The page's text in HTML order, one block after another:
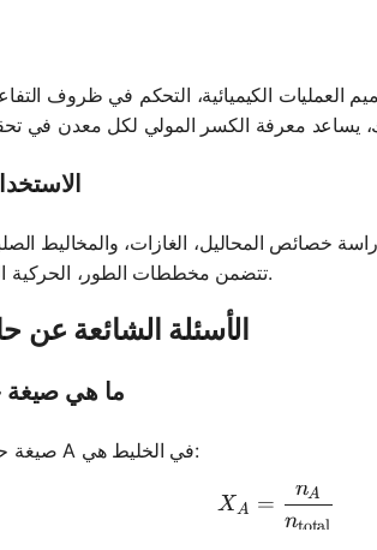
العمليات الكيميائية، التحكم في ظروف
خصائص المحاليل، الغازات، والمخاليط
تتضمن مخططات الطور، الحركية التفاعلية، والديناميكا الحرارية.
الأسئلة الشائعة عن
ما هي صيغة
صيغة حساب الكسر المولي للمكون A في الخليط هي:
X_A =
XA =
ntotal
nA